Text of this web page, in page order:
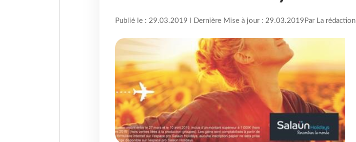
Publié le : 29.03.2019 I Dernière Mise à jour : 29.03.2019 Par La rédaction